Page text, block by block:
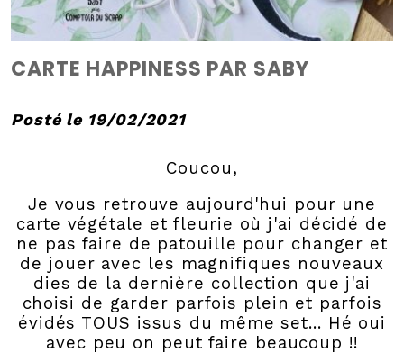
CARTE HAPPINESS PAR SABY
Posté le 19/02/2021
Coucou,
Je vous retrouve aujourd'hui pour une
carte végétale et fleurie où j'ai décidé de
ne pas faire de patouille pour changer et
de jouer avec les magnifiques nouveaux
dies de la dernière collection que j'ai
choisi de garder parfois plein et parfois
évidés TOUS issus du même set... Hé oui
avec peu on peut faire beaucoup !!